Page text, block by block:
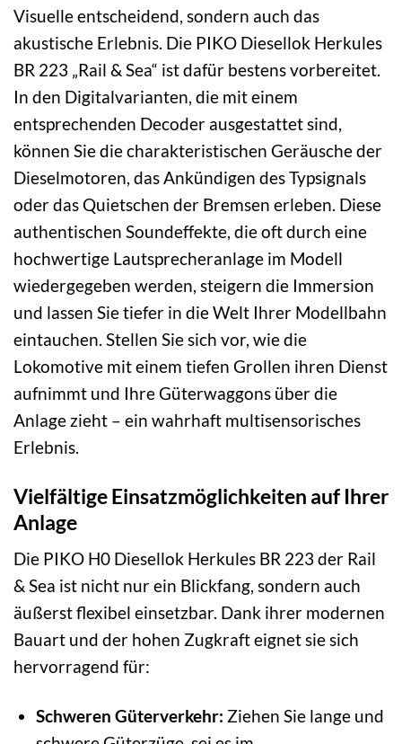
Visuelle entscheidend, sondern auch das
akustische Erlebnis. Die PIKO Diesellok Herkules
BR 223 „Rail & Sea“ ist dafür bestens vorbereitet.
In den Digitalvarianten, die mit einem
entsprechenden Decoder ausgestattet sind,
können Sie die charakteristischen Geräusche der
Dieselmotoren, das Ankündigen des Typsignals
oder das Quietschen der Bremsen erleben. Diese
authentischen Soundeffekte, die oft durch eine
hochwertige Lautsprecheranlage im Modell
wiedergegeben werden, steigern die Immersion
und lassen Sie tiefer in die Welt Ihrer Modellbahn
eintauchen. Stellen Sie sich vor, wie die
Lokomotive mit einem tiefen Grollen ihren Dienst
aufnimmt und Ihre Güterwaggons über die
Anlage zieht – ein wahrhaft multisensorisches
Erlebnis.
Vielfältige Einsatzmöglichkeiten auf Ihrer
Anlage
Die PIKO H0 Diesellok Herkules BR 223 der Rail
& Sea ist nicht nur ein Blickfang, sondern auch
äußerst flexibel einsetzbar. Dank ihrer modernen
Bauart und der hohen Zugkraft eignet sie sich
hervorragend für:
Schweren Güterverkehr: Ziehen Sie lange und